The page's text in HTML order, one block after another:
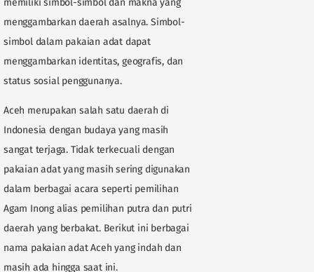
memiliki simbol-simbol dan makna yang
menggambarkan daerah asalnya. Simbol-
simbol dalam pakaian adat dapat
menggambarkan identitas, geografis, dan
status sosial penggunanya.
Aceh merupakan salah satu daerah di
Indonesia dengan budaya yang masih
sangat terjaga. Tidak terkecuali dengan
pakaian adat yang masih sering digunakan
dalam berbagai acara seperti pemilihan
Agam Inong alias pemilihan putra dan putri
daerah yang berbakat. Berikut ini berbagai
nama pakaian adat Aceh yang indah dan
masih ada hingga saat ini.